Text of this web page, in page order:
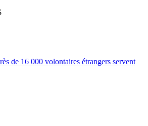
de 16 000 volontaires étrangers servent